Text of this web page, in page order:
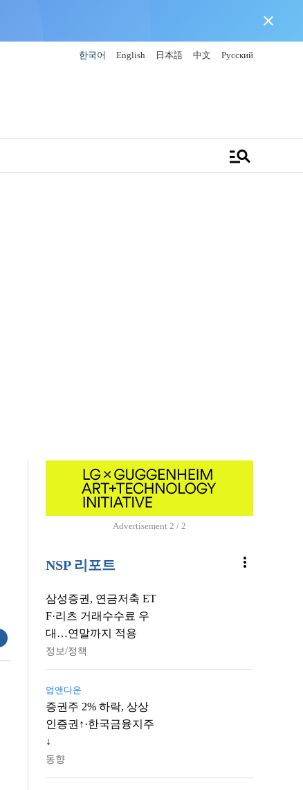
close
한국어 English 日本語 中文 Русский
manage_search
Advertisement 1 / 2
NSP 리포트 more_vert
삼성증권, 연금저축 ET
F·리츠 거래수수료 우
대…연말까지 적용
정보/정책
업앤다운
증권주 2% 하락, 상상
인증권↑·한국금융지주
↓
동향